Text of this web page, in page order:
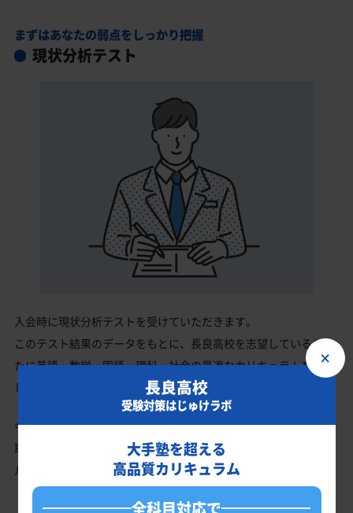
まずはあなたの弱点をしっかり把握
現状分析テスト
入会時に現状分析テストを受けていただきます。
このテスト結果のデータをもとに、長良高校を志望しているあな
たに英語・数学・国語・理科・社会の最適なカリキュラムを作成
します。
今の成績・偏差値から長良高校の入試で確実に合格最低点以上を
取る、余裕を持って合格点を取るための勉強法、学習スケジュー
ルを明確にします。
×
長良高校
受験対策はじゅけラボ
大手塾を超える
高品質カリキュラム
全科目対応で